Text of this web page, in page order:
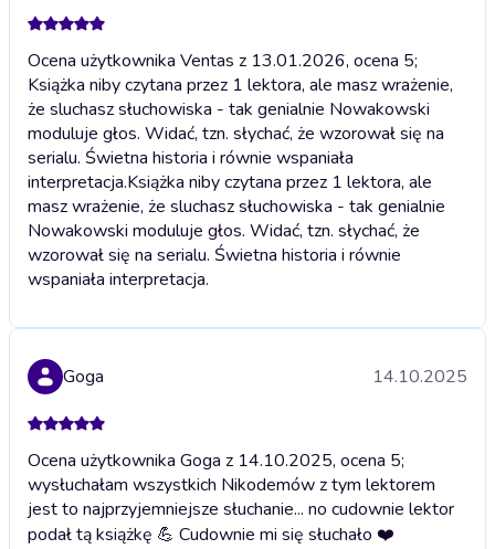
Ocena użytkownika Ventas z 13.01.2026, ocena 5;
Książka niby czytana przez 1 lektora, ale masz wrażenie,
że sluchasz słuchowiska - tak genialnie Nowakowski
moduluje głos. Widać, tzn. słychać, że wzorował się na
serialu. Świetna historia i równie wspaniała
interpretacja.Książka niby czytana przez 1 lektora, ale
masz wrażenie, że sluchasz słuchowiska - tak genialnie
Nowakowski moduluje głos. Widać, tzn. słychać, że
wzorował się na serialu. Świetna historia i równie
wspaniała interpretacja.
Goga 14.10.2025
Ocena użytkownika Goga z 14.10.2025, ocena 5;
wysłuchałam wszystkich Nikodemów z tym lektorem
jest to najprzyjemniejsze słuchanie... no cudownie lektor
podał tą książkę 💪 Cudownie mi się słuchało ❤️